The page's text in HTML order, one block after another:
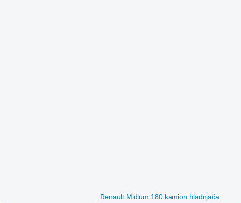
Renault Midlum 180 kamion hladnjača